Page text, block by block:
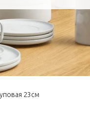
23см